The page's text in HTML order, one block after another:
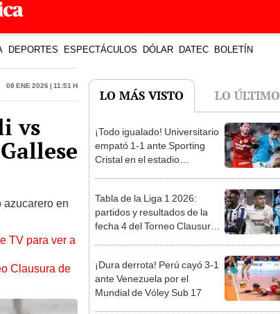
DEPORTES ESPECTÁCULOS DÓLAR DATEC BOLETÍN
08 Ene 2026 | 11:51 h
vs
azucarero en
TV para ver a
Clausura de
LO MÁS VISTO LO ÚLTIMO
¡Todo igualado! Universitario
empató 1-1 ante Sporting
Cristal en el estadio
Tabla de la Liga 1 2026:
partidos y resultados de la
fecha 4 del Torneo Clausura y
¡Dura derrota! Perú cayó 3-1
ante Venezuela por el
Mundial de Vóley Sub 17